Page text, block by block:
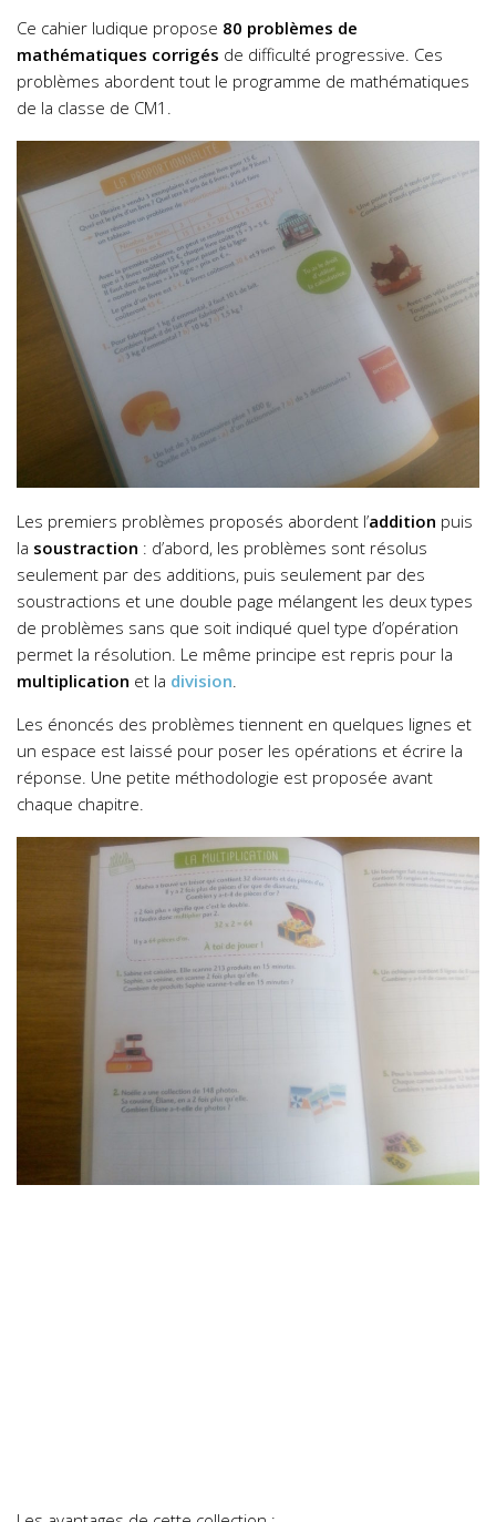
Ce cahier ludique propose 80 problèmes de
mathématiques corrigés de difficulté progressive. Ces
problèmes abordent tout le programme de mathématiques
de la classe de CM1.
Les premiers problèmes proposés abordent l’addition puis
la soustraction : d’abord, les problèmes sont résolus
seulement par des additions, puis seulement par des
soustractions et une double page mélangent les deux types
de problèmes sans que soit indiqué quel type d’opération
permet la résolution. Le même principe est repris pour la
multiplication et la division.
Les énoncés des problèmes tiennent en quelques lignes et
un espace est laissé pour poser les opérations et écrire la
réponse. Une petite méthodologie est proposée avant
chaque chapitre.